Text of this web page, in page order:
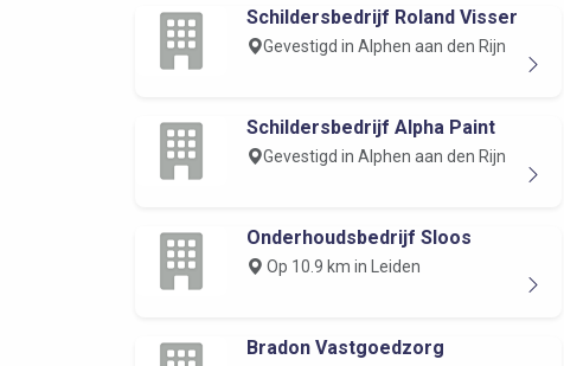
Schildersbedrijf Roland Visser
Gevestigd in Alphen aan den Rijn
Schildersbedrijf Alpha Paint
Gevestigd in Alphen aan den Rijn
Onderhoudsbedrijf Sloos
Op 10.9 km in Leiden
Bradon Vastgoedzorg